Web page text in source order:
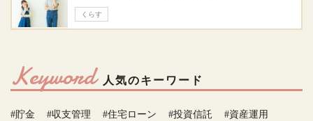
くらす
Keyword 人気のキーワード
#貯金 #収支管理 #住宅ローン #投資信託
#資産運用